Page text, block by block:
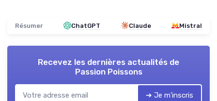
Résumer ChatGPT Claude Mistral
Recevez les dernières actualités de
Passion Poissons
➔ Je m'inscris